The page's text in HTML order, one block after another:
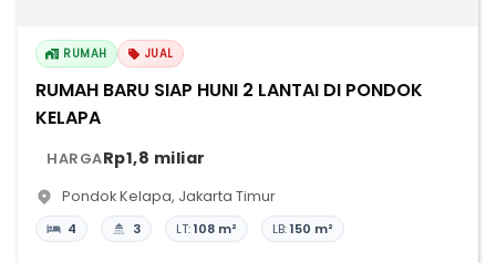
RUMAH JUAL
RUMAH BARU SIAP HUNI 2 LANTAI DI PONDOK
KELAPA
HARGARp1,8 miliar
Pondok Kelapa, Jakarta Timur
4 3 LT:108 m² LB:150 m²